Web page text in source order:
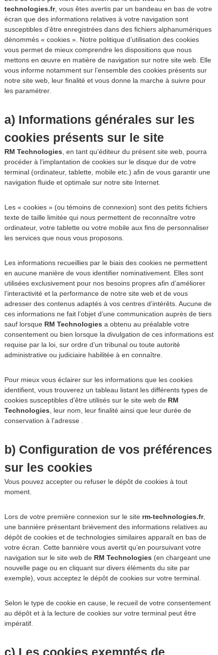
technologies.fr, vous êtes avertis par un bandeau en bas de votre
écran que des informations relatives à votre navigation sont
susceptibles d’être enregistrées dans des fichiers alphanumériques
dénommés « cookies ». Notre politique d’utilisation des cookies
vous permet de mieux comprendre les dispositions que nous
mettons en œuvre en matière de navigation sur notre site web. Elle
vous informe notamment sur l’ensemble des cookies présents sur
notre site web, leur finalité et vous donne la marche à suivre pour
les paramétrer.
a) Informations générales sur les
cookies présents sur le site
RM Technologies , en tant qu’éditeur du présent site web, pourra
procéder à l’implantation de cookies sur le disque dur de votre
terminal (ordinateur, tablette, mobile etc.) afin de vous garantir une
navigation fluide et optimale sur notre site Internet.
Les « cookies » (ou témoins de connexion) sont des petits fichiers
texte de taille limitée qui nous permettent de reconnaître votre
ordinateur, votre tablette ou votre mobile aux fins de personnaliser
les services que nous vous proposons.
Les informations recueillies par le biais des cookies ne permettent
en aucune manière de vous identifier nominativement. Elles sont
utilisées exclusivement pour nos besoins propres afin d’améliorer
l’interactivité et la performance de notre site web et de vous
adresser des contenus adaptés à vos centres d’intérêts. Aucune de
ces informations ne fait l’objet d’une communication auprès de tiers
sauf lorsque RM Technologies a obtenu au préalable votre
consentement ou bien lorsque la divulgation de ces informations est
requise par la loi, sur ordre d’un tribunal ou toute autorité
administrative ou judiciaire habilitée à en connaître.
Pour mieux vous éclairer sur les informations que les cookies
identifient, vous trouverez un tableau listant les différents types de
cookies susceptibles d’être utilisés sur le site web de RM
Technologies , leur nom, leur finalité ainsi que leur durée de
conservation à l’adresse .
b) Configuration de vos préférences
sur les cookies
Vous pouvez accepter ou refuser le dépôt de cookies à tout
moment.
Lors de votre première connexion sur le site rm-technologies.fr,
une bannière présentant brièvement des informations relatives au
dépôt de cookies et de technologies similaires apparaît en bas de
votre écran. Cette bannière vous avertit qu’en poursuivant votre
navigation sur le site web de RM Technologies (en chargeant une
nouvelle page ou en cliquant sur divers éléments du site par
exemple), vous acceptez le dépôt de cookies sur votre terminal.
Selon le type de cookie en cause, le recueil de votre consentement
au dépôt et à la lecture de cookies sur votre terminal peut être
impératif.
c) Les cookies exemptés de